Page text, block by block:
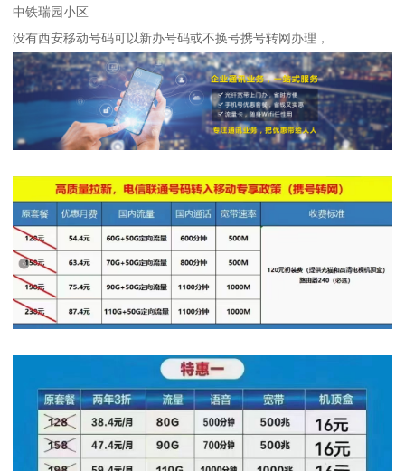
中铁瑞园小区
没有西安移动号码可以新办号码或不换号携号转网办理，